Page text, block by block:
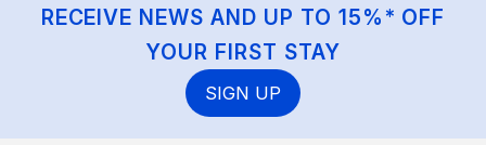
RECEIVE NEWS AND UP TO 15%* OFF
YOUR FIRST STAY
SIGN UP